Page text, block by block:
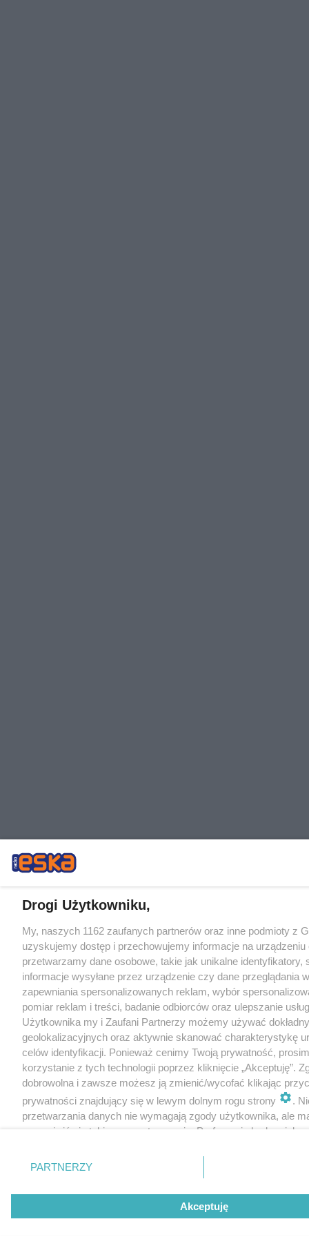
Drogi Użytkowniku,
My, naszych 1162 zaufanych partnerów oraz inne podmioty z
uzyskujemy dostęp i przechowujemy informacje na urządzeniu
przetwarzamy dane osobowe, takie jak unikalne identyfikatory,
informacje wysyłane przez urządzenie czy dane przeglądania
zapewniania spersonalizowanych reklam, wybór
pomiar reklam i treści, badanie odbiorców oraz ulepszanie
Użytkownika my i Zaufani Partnerzy możemy używać
geolokalizacyjnych oraz aktywnie skanować charakterystykę
celów identyfikacji. Ponieważ cenimy Twoją prywatność,
korzystanie z tych technologii poprzez kliknięcie „Akceptuję”.
dobrowolna i zawsze możesz ją zmienić/wycofać klikając
prywatności znajdujący się w lewym dolnym rogu strony
.
przetwarzania danych nie wymagają zgody użytkownika, ale
sprzeciwić się takiemu przetwarzaniu. Preferencje będą miały
Zapoznaj się z poniższymi informacjami, abyś mógł
dotyczące przetwarzania Twoich danych znajdziesz w
Cookiesoraz po kliknięciu w „Ustawienia”.
PARTNERZY
Akceptuję